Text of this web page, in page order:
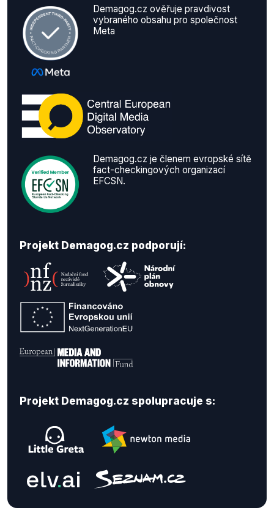
Demagog.cz ověřuje pravdivost
vybraného obsahu pro společnost
Meta
Demagog.cz je členem evropské sítě
fact-checkingových organizací
EFCSN.
Projekt Demagog.cz podporují:
Projekt Demagog.cz spolupracuje s: